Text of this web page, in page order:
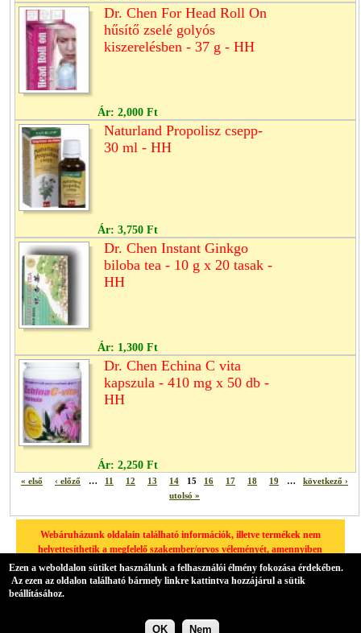
Dr. Chen For Head Roll On
hűsítő zselé golyós
kiszerelésben - 37 g - HH
Ár: 2,000 Ft
Naturland Propolisz csepp-
30 ml - HH
Ár: 3,750 Ft
Dr. Chen Instant Ginkgo
biloba tea - 10 g x 20 tasak -
HH
Ár: 1,300 Ft
Dr. Chen Echina C vita
kapszula - 410 mg x 50 db -
HH
Ár: 2,250 Ft
« első ‹ előző … 11 12 13 14 15 16 17 18 19 …
következő ›
utolsó »
Webáruházunk oldalain található információk, illetve termékek nem
helyettesíthetik a megfelelő szakember/orvos véleményét, amennyiben
egészségügyi problémája van, kérjük minden esetben forduljon
háziorvosához.
Ezen a weboldalon sütiket használunk a felhasználói élmény fokozása érdekében.
Az ezen az oldalon található bármely linkre kattintva hozzájárul a sütik
beállításához.
OK Nem